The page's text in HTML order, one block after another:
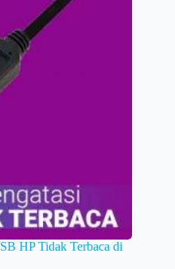
HP Tidak Terbaca di